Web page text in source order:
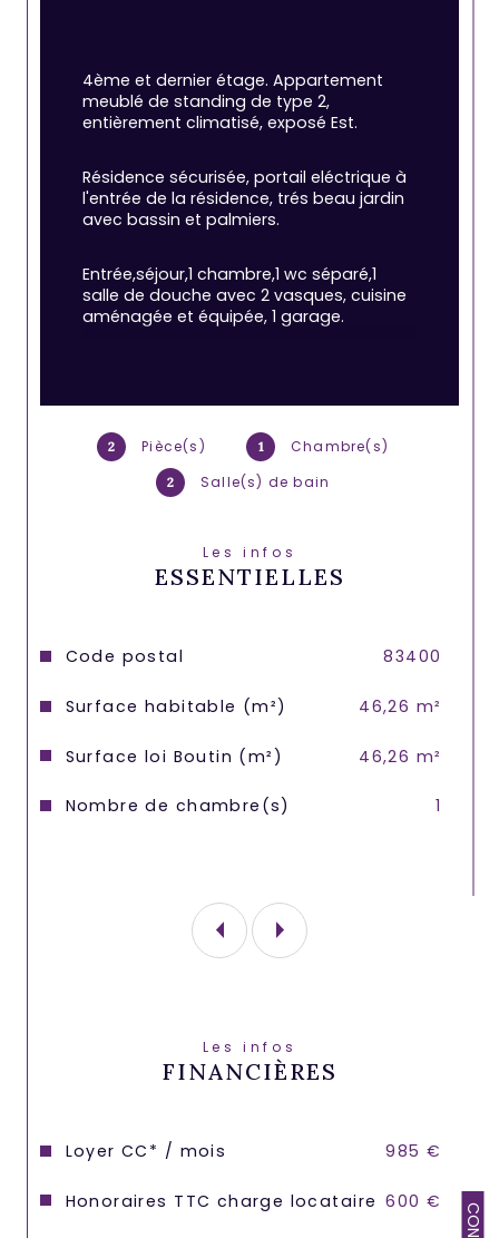
2 Pièce(s) 1 Chambre(s)
2 Salle(s) de bain
Les infos
ESSENTIELLES
Caractéristiques Valeurs
Code postal 83400
Surface habitable (m²) 46,26 m²
Surface loi Boutin (m²) 46,26 m²
Nombre de chambre(s) 1
4ème et dernier étage. Appartement
meublé de standing de type 2,
entièrement climatisé, exposé Est.
Résidence sécurisée, portail eléctrique à
l'entrée de la résidence, trés beau jardin
avec bassin et palmiers.
Entrée,séjour,1 chambre,1 wc séparé,1
salle de douche avec 2 vasques, cuisine
aménagée et équipée, 1 garage.
plaque électrique, hotte, four, micro
onde, réfrigérateur
congélateur,internet,climatisation.
Loyer 985€ charges comprises (
compris dans les charges : Chauffage,
entretien annuel de la climatisation et
Les infos
FINANCIÈRES
Loyer CC* / mois 985 €
Honoraires TTC charge locataire 600 €